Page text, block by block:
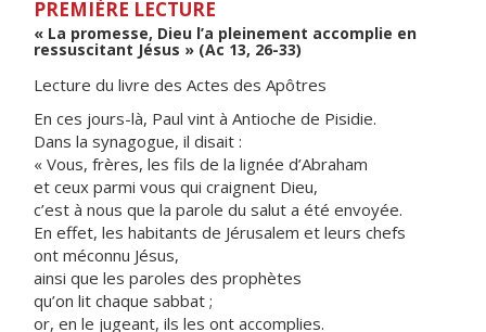
PREMIÈRE LECTURE
« La promesse, Dieu l’a pleinement accomplie en
ressuscitant Jésus » (Ac 13, 26-33)
Lecture du livre des Actes des Apôtres
En ces jours-là, Paul vint à Antioche de Pisidie.
Dans la synagogue, il disait :
« Vous, frères, les fils de la lignée d’Abraham
et ceux parmi vous qui craignent Dieu,
c’est à nous que la parole du salut a été envoyée.
En effet, les habitants de Jérusalem et leurs chefs
ont méconnu Jésus,
ainsi que les paroles des prophètes
qu’on lit chaque sabbat ;
or, en le jugeant, ils les ont accomplies.